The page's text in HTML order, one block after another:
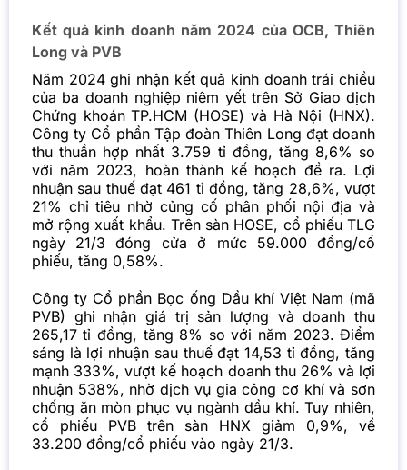
Kết quả kinh doanh năm 2024 của OCB, Thiên
Long và PVB
Năm 2024 ghi nhận kết quả kinh doanh trái chiều
của ba doanh nghiệp niêm yết trên Sở Giao dịch
Chứng khoán TP.HCM (HOSE) và Hà Nội (HNX).
Công ty Cổ phần Tập đoàn Thiên Long đạt doanh
thu thuần hợp nhất 3.759 tỉ đồng, tăng 8,6% so
với năm 2023, hoàn thành kế hoạch đề ra. Lợi
nhuận sau thuế đạt 461 tỉ đồng, tăng 28,6%, vượt
21% chỉ tiêu nhờ củng cố phân phối nội địa và
mở rộng xuất khẩu. Trên sàn HOSE, cổ phiếu TLG
ngày 21/3 đóng cửa ở mức 59.000 đồng/cổ
phiếu, tăng 0,58%.
Công ty Cổ phần Bọc ống Dầu khí Việt Nam (mã
PVB) ghi nhận giá trị sản lượng và doanh thu
265,17 tỉ đồng, tăng 8% so với năm 2023. Điểm
sáng là lợi nhuận sau thuế đạt 14,53 tỉ đồng, tăng
mạnh 333%, vượt kế hoạch doanh thu 26% và lợi
nhuận 538%, nhờ dịch vụ gia công cơ khí và sơn
chống ăn mòn phục vụ ngành dầu khí. Tuy nhiên,
cổ phiếu PVB trên sàn HNX giảm 0,9%, về
33.200 đồng/cổ phiếu vào ngày 21/3.